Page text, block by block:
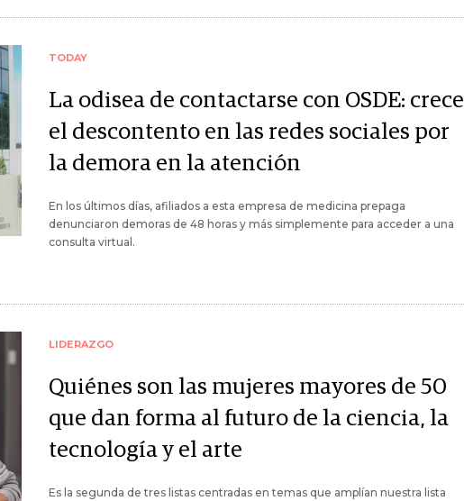
TODAY
La odisea de contactarse con OSDE: crece
el descontento en las redes sociales por
la demora en la atención
En los últimos días, afiliados a esta empresa de medicina prepaga
denunciaron demoras de 48 horas y más simplemente para acceder a una
consulta virtual.
LIDERAZGO
Quiénes son las mujeres mayores de 50
que dan forma al futuro de la ciencia, la
tecnología y el arte
Es la segunda de tres listas centradas en temas que amplían nuestra lista